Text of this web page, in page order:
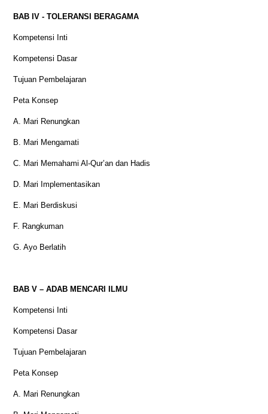
BAB IV - TOLERANSI BERAGAMA
Kompetensi Inti
Kompetensi Dasar
Tujuan Pembelajaran
Peta Konsep
A. Mari Renungkan
B. Mari Mengamati
C. Mari Memahami Al-Qur’an dan Hadis
D. Mari Implementasikan
E. Mari Berdiskusi
F. Rangkuman
G. Ayo Berlatih
BAB V – ADAB MENCARI ILMU
Kompetensi Inti
Kompetensi Dasar
Tujuan Pembelajaran
Peta Konsep
A. Mari Renungkan